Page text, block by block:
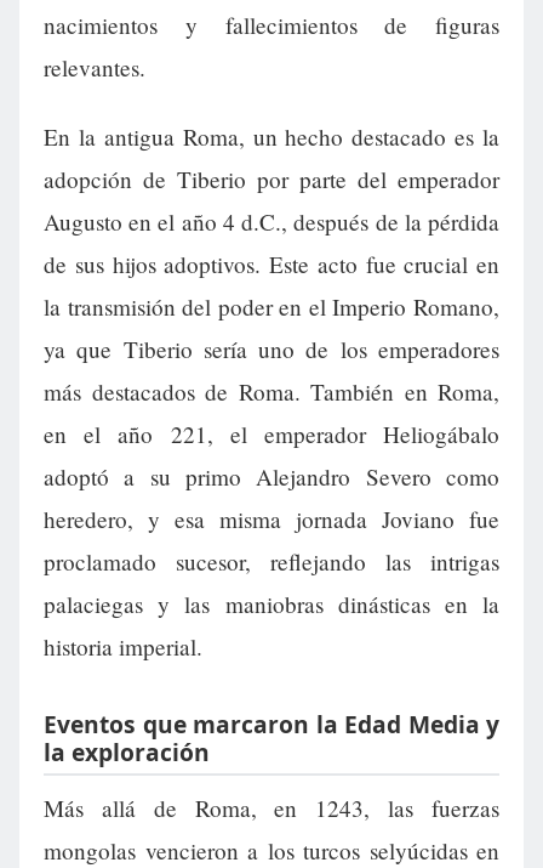
nacimientos y fallecimientos de figuras
relevantes.
En la antigua Roma, un hecho destacado es la
adopción de Tiberio por parte del emperador
Augusto en el año 4 d.C., después de la pérdida
de sus hijos adoptivos. Este acto fue crucial en
la transmisión del poder en el Imperio Romano,
ya que Tiberio sería uno de los emperadores
más destacados de Roma. También en Roma,
en el año 221, el emperador Heliogábalo
adoptó a su primo Alejandro Severo como
heredero, y esa misma jornada Joviano fue
proclamado sucesor, reflejando las intrigas
palaciegas y las maniobras dinásticas en la
historia imperial.
Eventos que marcaron la Edad Media y
la exploración
Más allá de Roma, en 1243, las fuerzas
mongolas vencieron a los turcos selyúcidas en